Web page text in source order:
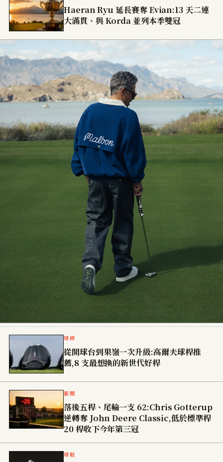
Haeran Ryu 延長賽奪 Evian:13 天二連
大滿貫、與 Korda 並列本季雙冠
EDITOR · 精選
戒了兩次高爾夫都沒成功,他乾脆把痴迷開
成品牌——Malbon 創辦人的故事
球桿
從開球台到果嶺一次升級:高爾夫球桿推
薦,8 支最想換的新世代好桿
新聞
落後五桿、尾輪一支 62:Chris Gotterup
逆轉奪 John Deere Classic,低於標準桿
20 桿收下今年第三冠
球鞋